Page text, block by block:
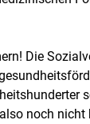
Die
noch